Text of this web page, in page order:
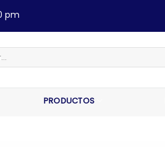
pm
PRODUCTOS